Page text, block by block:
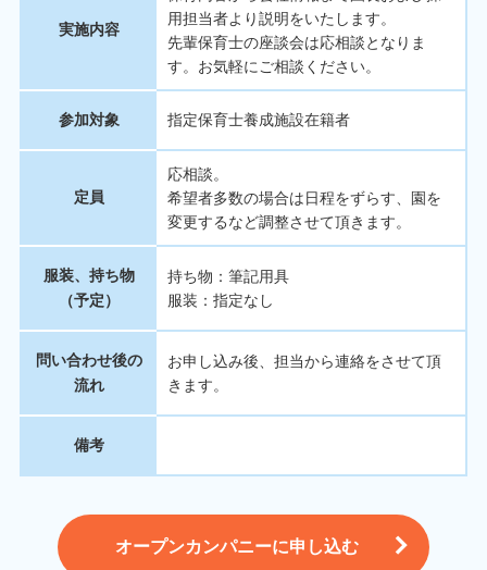
実施内容
用担当者より説明をいたします。
先輩保育士の座談会は応相談となりま
す。お気軽にご相談ください。
参加対象 指定保育士養成施設在籍者
定員
応相談。
希望者多数の場合は日程をずらす、園を
変更するなど調整させて頂きます。
服装、持ち物
（予定）
持ち物：筆記用具
服装：指定なし
問い合わせ後の
流れ
お申し込み後、担当から連絡をさせて頂
きます。
備考
オープンカンパニーに申し込む